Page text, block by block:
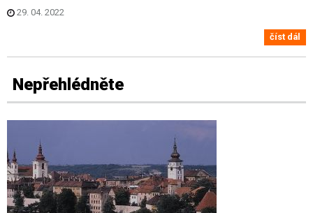
29. 04. 2022
číst dál
Nepřehlédněte